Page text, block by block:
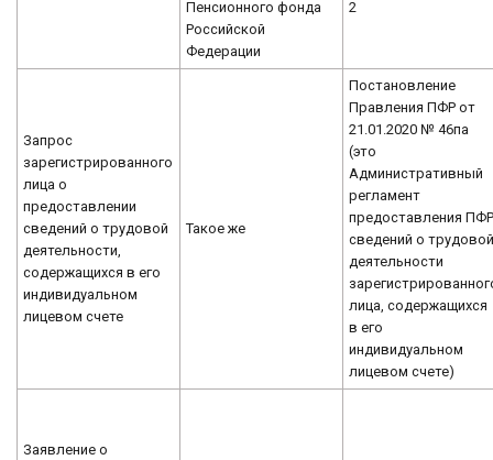
Пенсионного фонда
Российской
Федерации
2
Запрос
зарегистрированного
лица о
предоставлении
сведений о трудовой
деятельности,
содержащихся в его
индивидуальном
лицевом счете
Такое же
Постановление
Правления ПФР от
21.01.2020 № 46па
(это
Административный
регламент
предоставления
сведений о
деятельности
лица, содержащихся
в его
индивидуальном
лицевом счете)
Заявление о